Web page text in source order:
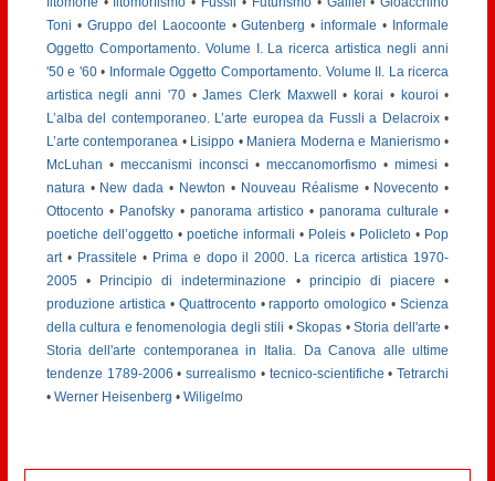
Toni • Gruppo del Laocoonte •Gutenberg •informale • Informale
Oggetto Comportamento. Volume I. La ricerca artistica negli anni
'50 e '60• Informale Oggetto Comportamento. Volume II. La ricerca
artistica negli anni '70•James Clerk Maxwell • korai • kouroi •
L’alba del contemporaneo. L’arte europea da Fussli a Delacroix•
L’arte contemporanea • Lisippo • Maniera Moderna e Manierismo•
McLuhan • meccanismi inconsci •meccanomorfismo •mimesi •
natura• New dada • Newton • Nouveau Réalisme • Novecento •
Ottocento• Panofsky• panorama artistico •panorama culturale •
poetiche dell’oggetto• poetiche informali • Poleis • Policleto • Pop
art• Prassitele • Prima e dopo il 2000. La ricerca artistica 1970-
2005• Principio di indeterminazione • principio di piacere •
produzione artistica• Quattrocento•rapporto omologico •Scienza
della cultura e fenomenologia degli stili •Skopas •Storia dell'arte •
Storia dell'arte contemporanea in Italia. Da Canova alle ultime
tendenze 1789-2006 •surrealismo • tecnico-scientifiche •Tetrarchi
• Werner Heisenberg • Wiligelmo